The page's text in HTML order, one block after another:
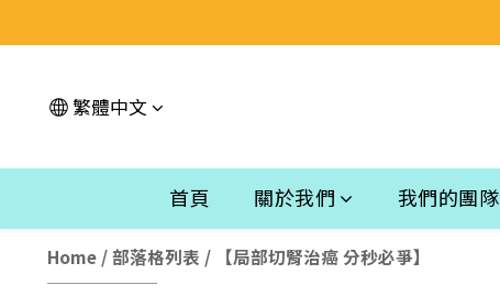
繁體中文
首頁 關於我們 我們的團隊
Home /部落格列表 / 【局部切腎治癌 分秒必爭】